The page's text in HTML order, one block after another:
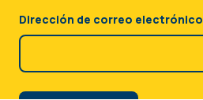
Dirección de correo electrónico